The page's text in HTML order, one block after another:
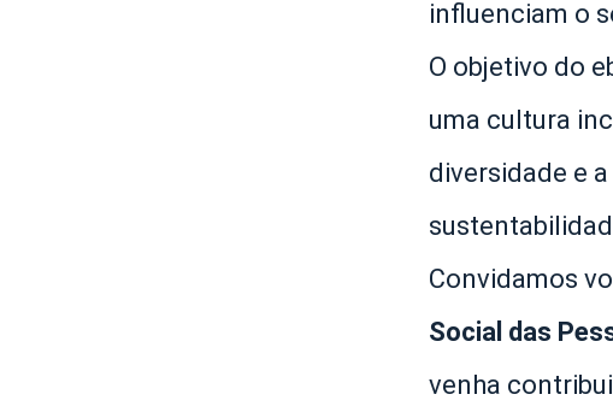
influenciam o
O objetivo do
uma cultura
diversidade e
Convidamos
Social das
venha